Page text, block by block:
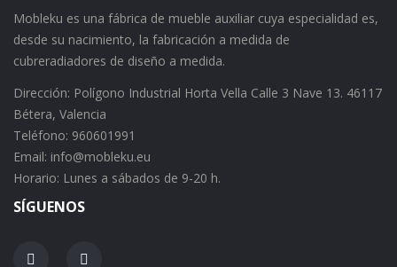
Mobleku es una fábrica de mueble auxiliar cuya especialidad es,
desde su nacimiento, la fabricación a medida de
cubreradiadores de diseño a medida.
Dirección: Polígono Industrial Horta Vella Calle 3 Nave 13. 46117
Bétera, Valencia
Teléfono: 960601991
Email: info@mobleku.eu
Horario: Lunes a sábados de 9-20 h.
SÍGUENOS